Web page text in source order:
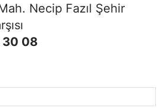
Necip Fazıl Şehir
30 08